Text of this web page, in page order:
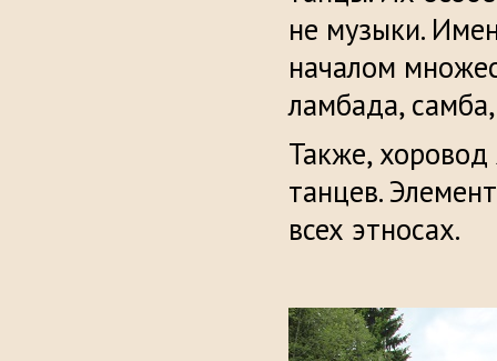
не музыки.
началом
ламбада,
Также,
танцев.
всех этносах.